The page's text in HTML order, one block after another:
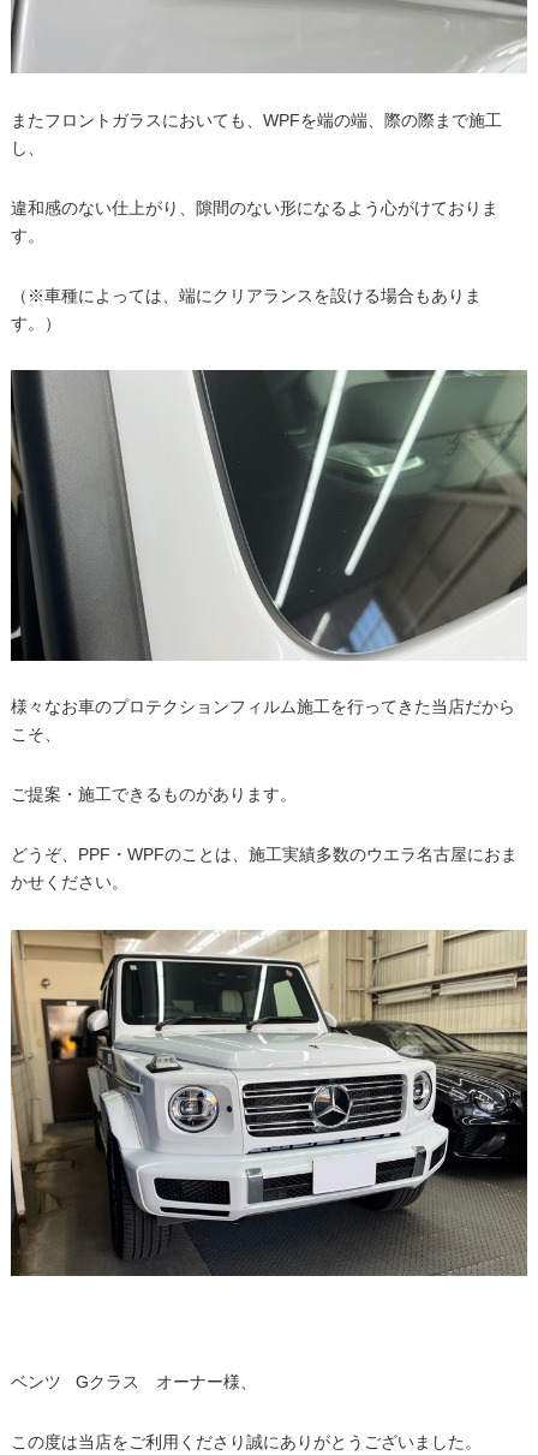
またフロントガラスにおいても、WPFを端の端、際の際まで施工
し、
違和感のない仕上がり、隙間のない形になるよう心がけておりま
す。
（※車種によっては、端にクリアランスを設ける場合もありま
す。）
様々なお車のプロテクションフィルム施工を行ってきた当店だから
こそ、
ご提案・施工できるものがあります。
どうぞ、PPF・WPFのことは、施工実績多数のウエラ名古屋におま
かせください。
ベンツ Gクラス オーナー様、
この度は当店をご利用くださり誠にありがとうございました。